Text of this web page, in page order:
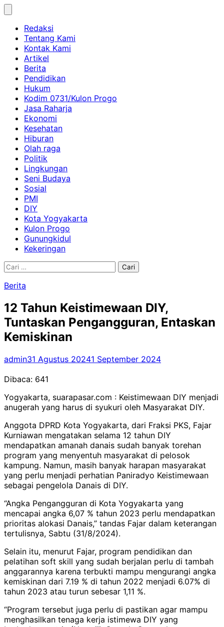
Skip
contentRedaksi
Tentang Kami
Kontak Kami
Artikel
Berita
Pendidikan
Hukum
Kodim 0731/Kulon Progo
Jasa Raharja
Ekonomi
Kesehatan
Hiburan
Olah raga
Politik
Lingkungan
Seni Budaya
Sosial
PMI
DIY
Kota Yogyakarta
Kulon Progo
Gunungkidul
Kekeringan
Cari
Berita
12 Tahun Keistimewaan DIY,
Tuntaskan Pengangguran, Entaskan
Kemiskinan
admin31 Agustus 20241 September 2024
Dibaca: 641
Yogyakarta, suarapasar.com : Keistimewaan DIY menjadi
anugerah yang harus di syukuri oleh Masyarakat DIY.
Anggota DPRD Kota Yogyakarta, dari Fraksi PKS, Fajar
Kurniawan mengatakan selama 12 tahun DIY
mendapatkan amanah danais sudah banyak torehan
program yang menyentuh masyarakat di pelosok
kampung. Namun, masih banyak harapan masyarakat
yang perlu menjadi perhatian Paniradyo Keistimewaan
sebagai pengelola Danais di DIY.
“Angka Pengangguran di Kota Yogyakarta yang
mencapai angka 6,07 % tahun 2023 perlu mendapatkan
prioritas alokasi Danais,” tandas Fajar dalam keterangan
tertulisnya, Sabtu (31/8/2024).
Selain itu, menurut Fajar, program pendidikan dan
pelatihan soft skill yang sudah berjalan perlu di tambah
anggarannya karena terbukti mampu mengurangi angka
kemiskinan dari 7.19 % di tahun 2022 menjadi 6.07% di
tahun 2023 atau turun sebesar 1,11 %.
“Program tersebut juga perlu di pastikan agar mampu
menghasilkan tenaga kerja istimewa DIY yang